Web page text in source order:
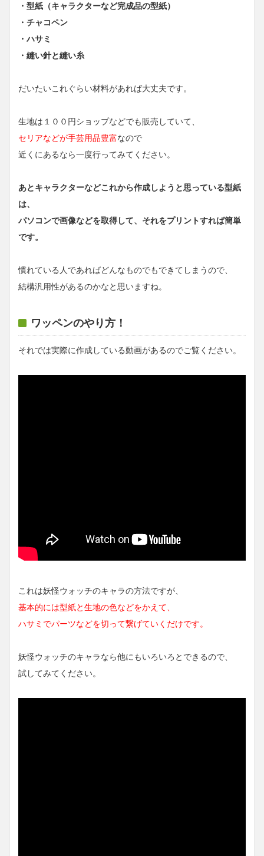
・型紙（キャラクターなど完成品の型紙）
・チャコペン
・ハサミ
・縫い針と縫い糸
だいたいこれぐらい材料があれば大丈夫です。
生地は１００円ショップなどでも販売していて、
セリアなどが手芸用品豊富なので
近くにあるなら一度行ってみてください。
あとキャラクターなどこれから作成しようと思っている型紙
は、
パソコンで画像などを取得して、それをプリントすれば簡単
です。
慣れている人であればどんなものでもできてしまうので、
結構汎用性があるのかなと思いますね。
ワッペンのやり方！
それでは実際に作成している動画があるのでご覧ください。
これは妖怪ウォッチのキャラの方法ですが、
基本的には型紙と生地の色などをかえて、
ハサミでパーツなどを切って繋げていくだけです。
妖怪ウォッチのキャラなら他にもいろいろとできるので、
試してみてください。